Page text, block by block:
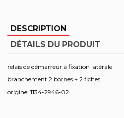
DESCRIPTION
DÉTAILS DU PRODUIT
relais de démarreur à fixation latérale
branchement 2 bornes + 2 fiches
origine: 1134-2946-02